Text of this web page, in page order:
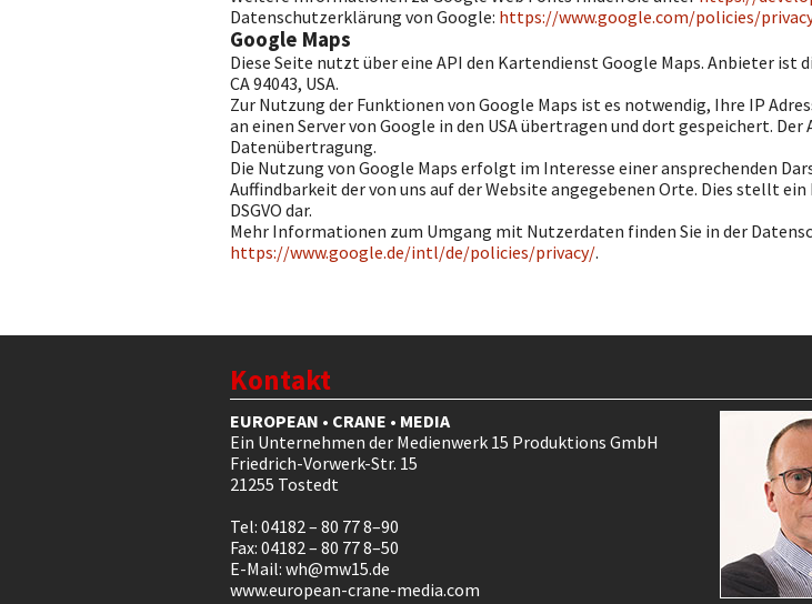
Datenschutzerklärung von Google: https://www.google.com/policies/
Google Maps
Diese Seite nutzt über eine API den Kartendienst Google Maps. Anbieter ist
CA 94043, USA.
Zur Nutzung der Funktionen von Google Maps ist es notwendig, Ihre IP
an einen Server von Google in den USA übertragen und dort gespeichert.
Datenübertragung.
Die Nutzung von Google Maps erfolgt im Interesse einer ansprechenden
Auffindbarkeit der von uns auf der Website angegebenen Orte. Dies stellt
DSGVO dar.
Mehr Informationen zum Umgang mit Nutzerdaten finden Sie in der
https://www.google.de/intl/de/policies/privacy/.
Kontakt
EUROPEAN • CRANE • MEDIA
Ein Unternehmen der Medienwerk 15 Produktions GmbH
Friedrich-Vorwerk-Str. 15
21255 Tostedt
Tel: 04182 – 80 77 8–90
Fax: 04182 – 80 77 8–50
E-Mail: wh@mw15.de
www.european-crane-media.com